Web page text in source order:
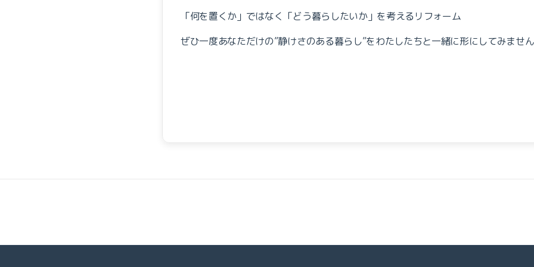
「何を置くか」ではなく「どう暮らしたいか」を考えるリフォーム
ぜひ一度あなただけの”静けさのある暮らし”をわたしたちと一緒に形にしてみませ